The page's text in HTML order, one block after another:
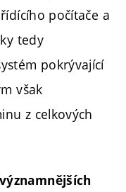
počítače a
tedy
pokrývající
však
z celkových